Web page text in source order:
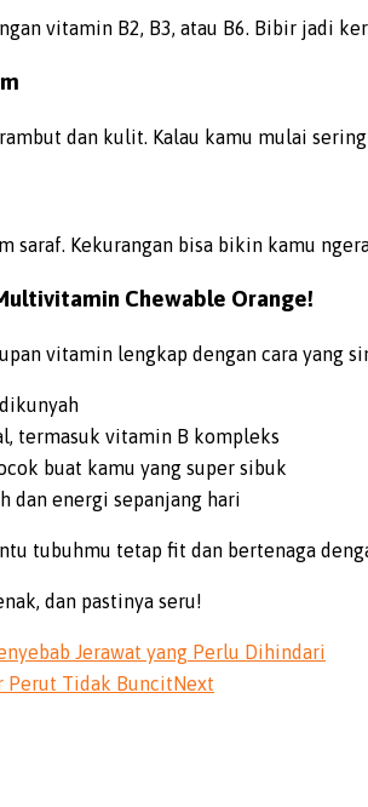
vitamin B2, B3, atau B6. Bibir jadi
dan kulit. Kalau kamu mulai
Kekurangan bisa bikin kamu
Chewable Orange!
vitamin lengkap dengan cara yang
termasuk vitamin B kompleks
buat kamu yang super sibuk
dan energi sepanjang hari
tubuhmu tetap fit dan bertenaga
dan pastinya seru!
Jerawat yang Perlu Dihindari
Perut Tidak BuncitNext